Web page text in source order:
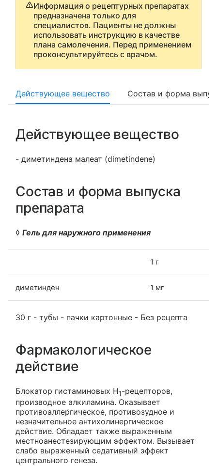
Информация о рецептурных препаратах
предназначена только для
специалистов. Пациенты не должны
использовать инструкцию в качестве
плана самолечения. Перед применением
проконсультируйтесь с врачом.
Действующее вещество Состав и форма
Действующее вещество
- диметиндена малеат (dimetindene)
Состав и форма выпуска
препарата
◊ Гель для наружного применения
1 г
диметинден 1 мг
30 г - тубы - пачки картонные - Без рецепта
Фармакологическое
действие
Блокатор гистаминовых H1-рецепторов,
производное алкиламина. Оказывает
противоаллергическое, противозудное и
незначительное антихолинергическое
действие. Обладает также выраженным
местноанестезирующим эффектом. Вызывает
слабо выраженный седативный эффект
центрального генеза.